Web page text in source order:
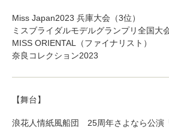
Miss Japan2023 兵庫大会（3位）
ミスブライダルモデルグランプリ全国大
MISS ORIENTAL（ファイナリスト）
奈良コレクション2023
【舞台】
浪花人情紙風船団 25周年さよなら公演